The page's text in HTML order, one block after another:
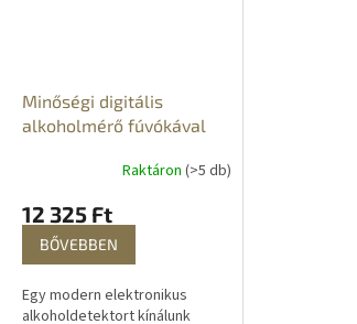
Minőségi digitális
alkoholmérő fúvókával
Raktáron (>5 db)
12 325 Ft
BŐVEBBEN
Egy modern elektronikus
alkoholdetektort kínálunk